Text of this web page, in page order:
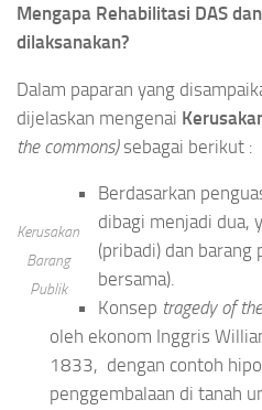
Mengapa Rehabilitasi DAS
dilaksanakan?
Dalam paparan yang
dijelaskan mengenai
the commons) sebagai berikut :
Kerusakan
Barang
Publik
Berdasarkan
dibagi menjadi dua,
(pribadi) dan barang
bersama).
Konsep tragedy of the
oleh ekonom Inggris
1833, dengan contoh
penggembalaan di tanah